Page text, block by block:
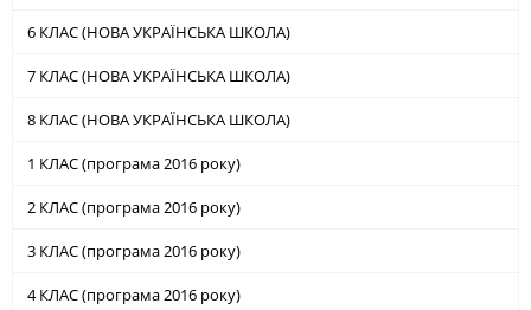
6 КЛАС (НОВА УКРАЇНСЬКА ШКОЛА)
7 КЛАС (НОВА УКРАЇНСЬКА ШКОЛА)
8 КЛАС (НОВА УКРАЇНСЬКА ШКОЛА)
1 КЛАС (програма 2016 року)
2 КЛАС (програма 2016 року)
3 КЛАС (програма 2016 року)
4 КЛАС (програма 2016 року)